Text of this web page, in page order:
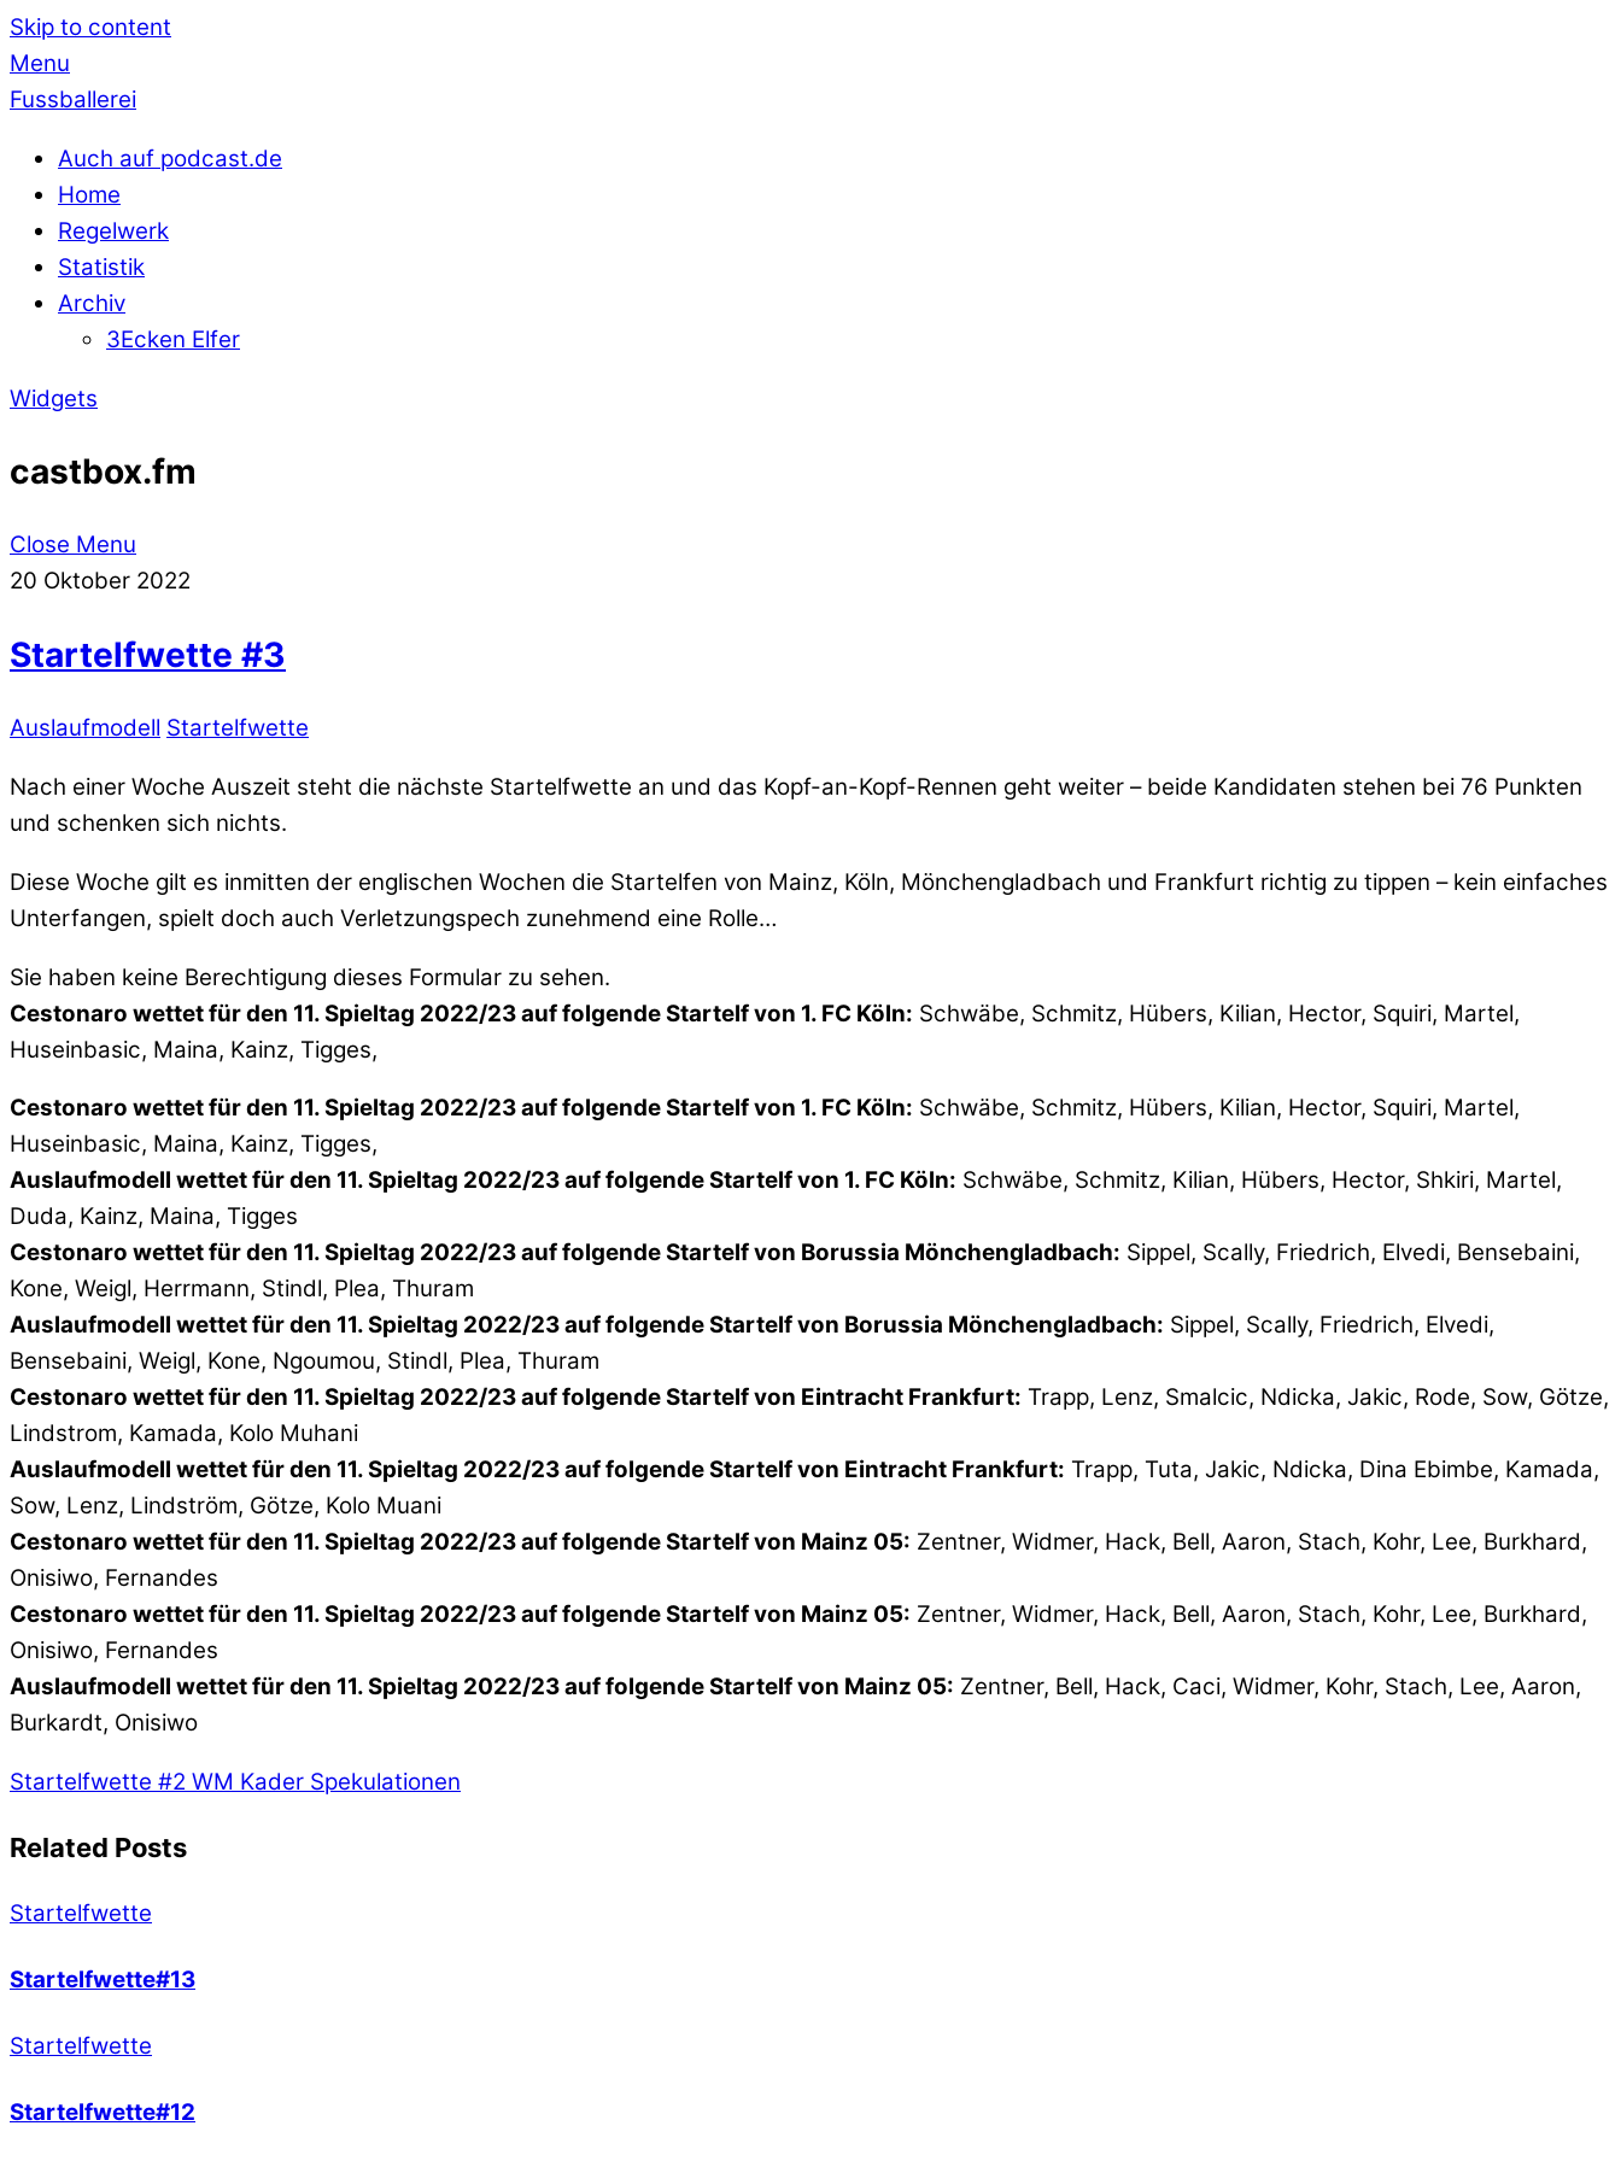
Skip to content
Menu
Fussballerei
Auch auf podcast.de
Home
Regelwerk
Statistik
Archiv
3Ecken Elfer
Widgets
castbox.fm
Close Menu
20 Oktober 2022
Startelfwette #3
Auslaufmodell Startelfwette
Nach einer Woche Auszeit steht die nächste Startelfwette an und das Kopf-an-Kopf-Rennen geht weiter – beide Kandidaten stehen bei 76 Punkten
und schenken sich nichts.
Diese Woche gilt es inmitten der englischen Wochen die Startelfen von Mainz, Köln, Mönchengladbach und Frankfurt richtig zu tippen – kein einfaches
Unterfangen, spielt doch auch Verletzungspech zunehmend eine Rolle…
Sie haben keine Berechtigung dieses Formular zu sehen.
Cestonaro wettet für den 11. Spieltag 2022/23 auf folgende Startelf von 1. FC Köln: Schwäbe, Schmitz, Hübers, Kilian, Hector, Squiri, Martel,
Huseinbasic, Maina, Kainz, Tigges,
Cestonaro wettet für den 11. Spieltag 2022/23 auf folgende Startelf von 1. FC Köln: Schwäbe, Schmitz, Hübers, Kilian, Hector, Squiri, Martel,
Huseinbasic, Maina, Kainz, Tigges,
Auslaufmodell wettet für den 11. Spieltag 2022/23 auf folgende Startelf von 1. FC Köln: Schwäbe, Schmitz, Kilian, Hübers, Hector, Shkiri, Martel,
Duda, Kainz, Maina, Tigges
Cestonaro wettet für den 11. Spieltag 2022/23 auf folgende Startelf von Borussia Mönchengladbach: Sippel, Scally, Friedrich, Elvedi, Bensebaini,
Kone, Weigl, Herrmann, Stindl, Plea, Thuram
Auslaufmodell wettet für den 11. Spieltag 2022/23 auf folgende Startelf von Borussia Mönchengladbach: Sippel, Scally, Friedrich, Elvedi,
Bensebaini, Weigl, Kone, Ngoumou, Stindl, Plea, Thuram
Cestonaro wettet für den 11. Spieltag 2022/23 auf folgende Startelf von Eintracht Frankfurt: Trapp, Lenz, Smalcic, Ndicka, Jakic, Rode, Sow, Götze,
Lindstrom, Kamada, Kolo Muhani
Auslaufmodell wettet für den 11. Spieltag 2022/23 auf folgende Startelf von Eintracht Frankfurt: Trapp, Tuta, Jakic, Ndicka, Dina Ebimbe, Kamada,
Sow, Lenz, Lindström, Götze, Kolo Muani
Cestonaro wettet für den 11. Spieltag 2022/23 auf folgende Startelf von Mainz 05: Zentner, Widmer, Hack, Bell, Aaron, Stach, Kohr, Lee, Burkhard,
Onisiwo, Fernandes
Cestonaro wettet für den 11. Spieltag 2022/23 auf folgende Startelf von Mainz 05: Zentner, Widmer, Hack, Bell, Aaron, Stach, Kohr, Lee, Burkhard,
Onisiwo, Fernandes
Auslaufmodell wettet für den 11. Spieltag 2022/23 auf folgende Startelf von Mainz 05: Zentner, Bell, Hack, Caci, Widmer, Kohr, Stach, Lee, Aaron,
Burkardt, Onisiwo
Startelfwette #2 WM Kader Spekulationen
Related Posts
Startelfwette
Startelfwette#13
Startelfwette
Startelfwette#12